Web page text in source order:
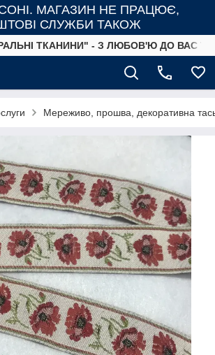
МАГАЗИН НЕ ПРАЦЮЄ,
СЛУЖБИ ТАКОЖ
ТКАНИНИ" - З ЛЮБОВ'Ю ДО ВАС
Мереживо, прошва, декоративна